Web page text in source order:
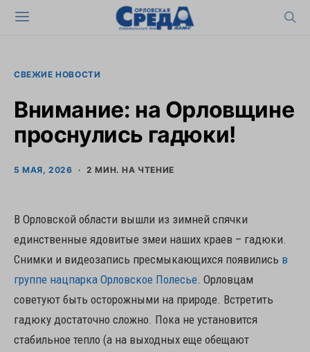
СВЕЖИЕ НОВОСТИ
Внимание: на Орловщине
проснулись гадюки!
5 МАЯ, 2026 2 МИН. НА ЧТЕНИЕ
В Орловской области вышли из зимней спячки
единственные ядовитые змеи наших краев – гадюки.
Снимки и видеозапись пресмыкающихся появились в
группе нацпарка Орловское Полесье. Орловцам
советуют быть осторожными на природе. Встретить
гадюку достаточно сложно. Пока не установится
стабильное тепло (а на выходных еще обещают